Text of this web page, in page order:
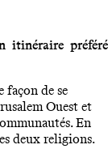
itinéraire préféré
façon de se
Ouest et
En
deux religions.